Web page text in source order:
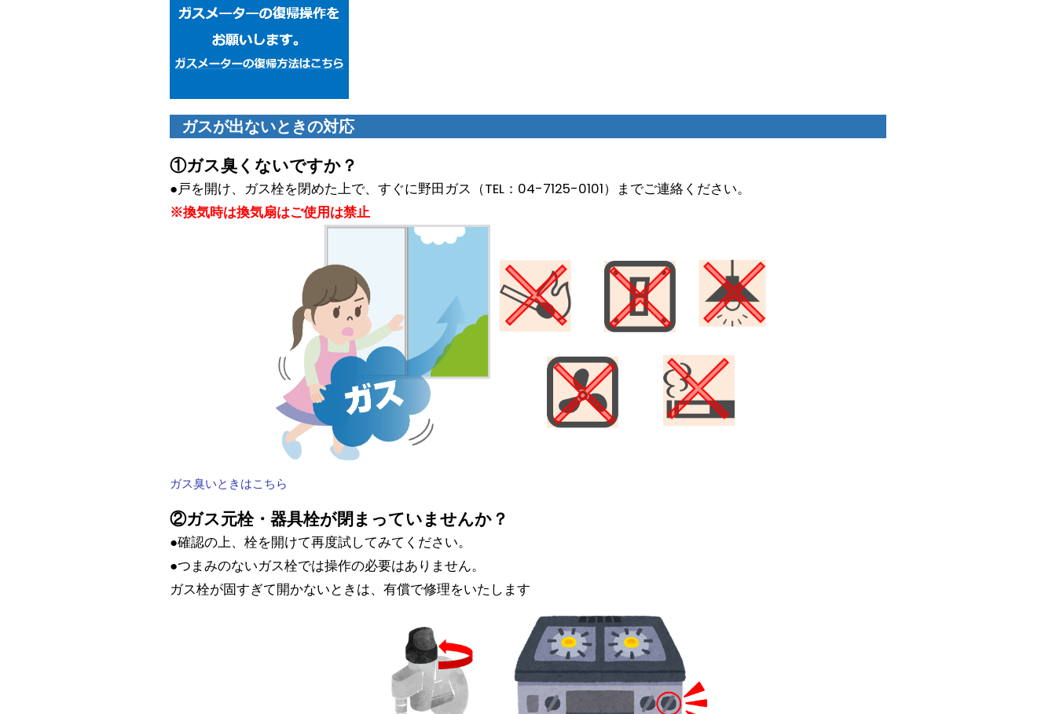
ガスが出ないときの対応
①ガス臭くないですか？
●戸を開け、ガス栓を閉めた上で、すぐに野田ガス（TEL：04-7125-0101）までご連絡ください。
※換気時は換気扇はご使用は禁止
ガス臭いときはこちら
②ガス元栓・器具栓が閉まっていませんか？
●確認の上、栓を開けて再度試してみてください。
●つまみのないガス栓では操作の必要はありません。
ガス栓が固すぎて開かないときは、有償で修理をいたします